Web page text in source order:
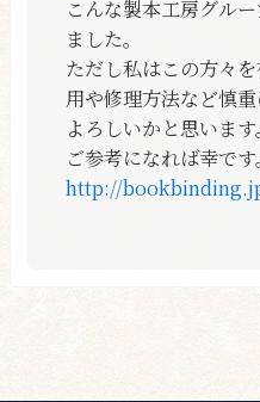
こんな製本工房グル
ました。
ただし私はこの方々
用や修理方法など慎
よろしいかと思います。
ご参考になれば幸です。
http://